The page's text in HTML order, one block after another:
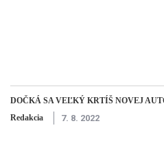
DOČKÁ SA VEĽKÝ KRTÍŠ NOVEJ
Redakcia
7. 8. 2022